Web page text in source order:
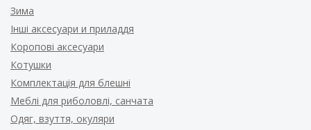
Зима
Інші аксесуари и приладдя
Коропові аксесуари
Котушки
Комплектація для блешні
Меблі для риболовлі, санчата
Одяг, взуття, окуляри